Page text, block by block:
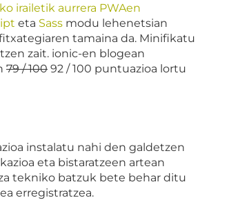
irailetik aurrera PWAen
eta Sass modu lehenetsian
tamaina da. Minifikatu
zait. ionic-en blogean
79 / 100 92 / 100 puntuazioa lortu
instalatu nahi den galdetzen
eta bistaratzeen artean
tekniko batzuk bete behar ditu
erregistratzea.